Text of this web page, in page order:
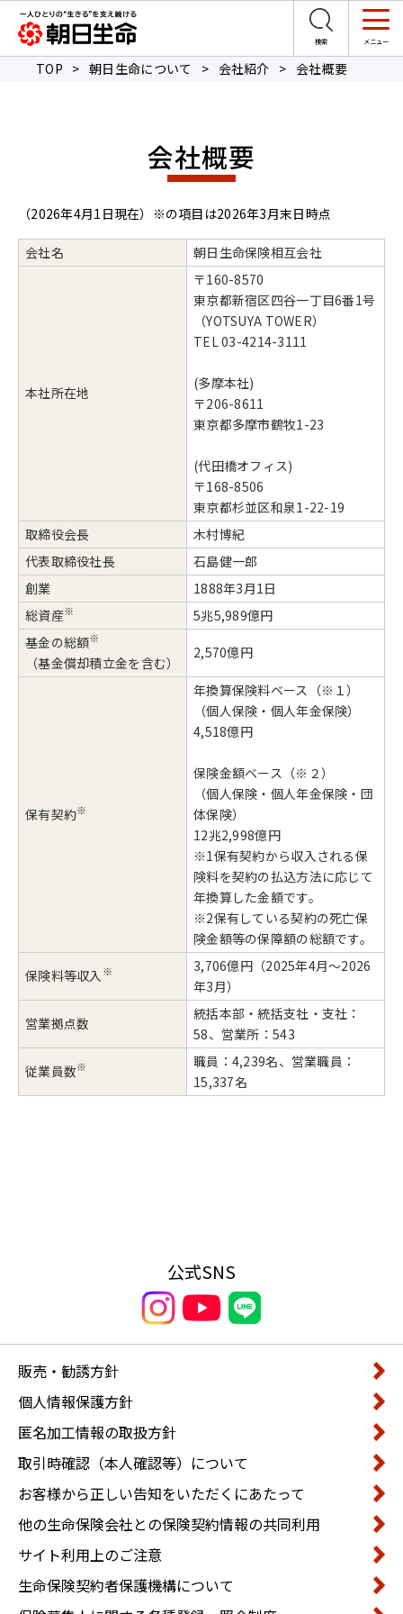
TOP > 朝日生命について > 会社紹介 > 会社概要
会社概要
（2026年4月1日現在）※の項目は2026年3月末日時点
会社名 朝日生命保険相互会社
本社所在地
〒160-8570
東京都新宿区四谷一丁目6番1号
（YOTSUYA TOWER）
TEL 03-4214-3111
(多摩本社)
〒206-8611
東京都多摩市鶴牧1-23
(代田橋オフィス)
〒168-8506
東京都杉並区和泉1-22-19
取締役会長
木村博紀
代表取締役社長
石島健一郎
創業
1888年3月1日
総資産※
5兆5,989億円
基金の総額※
（基金償却積立金を含む）
2,570億円
保有契約※
年換算保険料ベース（※１）
（個人保険・個人年金保険）
4,518億円
保険金額ベース（※２）
（個人保険・個人年金保険・団
体保険）
12兆2,998億円
※1保有契約から収入される保
険料を契約の払込方法に応じて
年換算した金額です。
※2保有している契約の死亡保
険金額等の保障額の総額です。
保険料等収入※
3,706億円（2025年4月～2026
年3月）
営業拠点数
統括本部・統括支社・支社：
58、営業所：543
従業員数※
職員：4,239名、営業職員：
15,337名
公式SNS
販売・勧誘方針
個人情報保護方針
匿名加工情報の取扱方針
取引時確認（本人確認等）について
お客様から正しい告知をいただくにあたって
他の生命保険会社との保険契約情報の共同利用
サイト利用上のご注意
生命保険契約者保護機構について